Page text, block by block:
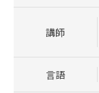
講師
言語